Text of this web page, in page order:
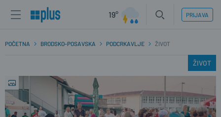
19° PRIJAVA
POČETNA BRODSKO-POSAVSKA PODCRKAVLJE ŽIVOT
ŽIVOT